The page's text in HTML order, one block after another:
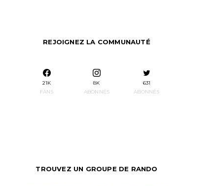
REJOIGNEZ LA COMMUNAUTÉ
21K
FANS
8K
ABONNÉS
631
ABONNÉS
TROUVEZ UN GROUPE DE RANDO